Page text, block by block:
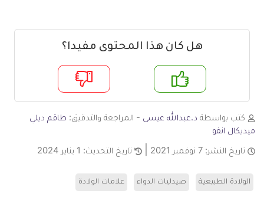
هل كان هذا المحتوى مفيدا؟
لا
كتب بواسطة د.عبدالله عيسى - المراجعة والتدقيق: طاقم ديلي
ميديكال انفو
تاريخ النشر: 7 نوفمبر 2021 تاريخ التحديث: 1 يناير 2024
الولادة الطبيعية صيدليات الدواء علامات الولادة